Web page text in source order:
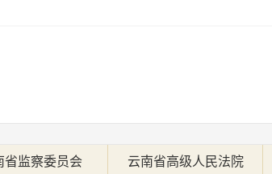
省监察委员会 云南省高级人民法院